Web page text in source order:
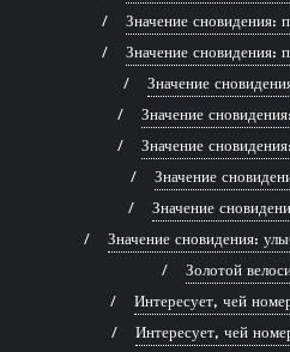
Значение сновидения:
Значение сновидения:
Значение
Значение
Значение
Значение
Значение
Значение сновидения:
Золотой
Интересует, чей
Интересует, чей